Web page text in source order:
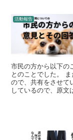
活動報告
市民の方から以下の
とのことでした。
ので、共有をさせて
しているので、原文